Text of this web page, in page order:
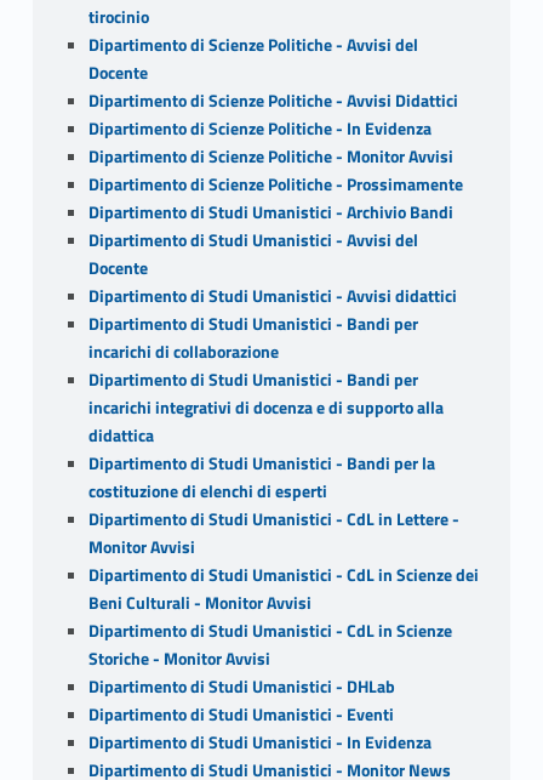
tirocinio
Dipartimento di Scienze Politiche - Avvisi del
Docente
Dipartimento di Scienze Politiche - Avvisi Didattici
Dipartimento di Scienze Politiche - In Evidenza
Dipartimento di Scienze Politiche - Monitor Avvisi
Dipartimento di Scienze Politiche - Prossimamente
Dipartimento di Studi Umanistici - Archivio Bandi
Dipartimento di Studi Umanistici - Avvisi del
Docente
Dipartimento di Studi Umanistici - Avvisi didattici
Dipartimento di Studi Umanistici - Bandi per
incarichi di collaborazione
Dipartimento di Studi Umanistici - Bandi per
incarichi integrativi di docenza e di supporto alla
didattica
Dipartimento di Studi Umanistici - Bandi per la
costituzione di elenchi di esperti
Dipartimento di Studi Umanistici - CdL in Lettere -
Monitor Avvisi
Dipartimento di Studi Umanistici - CdL in Scienze dei
Beni Culturali - Monitor Avvisi
Dipartimento di Studi Umanistici - CdL in Scienze
Storiche - Monitor Avvisi
Dipartimento di Studi Umanistici - DHLab
Dipartimento di Studi Umanistici - Eventi
Dipartimento di Studi Umanistici - In Evidenza
Dipartimento di Studi Umanistici - Monitor News